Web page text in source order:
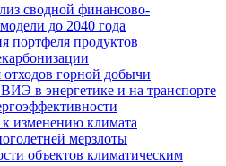
сводной финансово-
до 2040 года
портфеля продуктов
горной добычи
в энергетике и на транспорте
изменению климата
мерзлоты
объектов климатическим